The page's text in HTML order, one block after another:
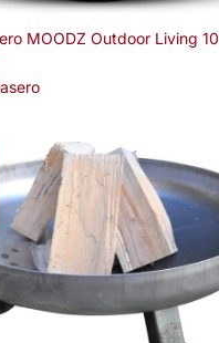
MOODZ Outdoor Living